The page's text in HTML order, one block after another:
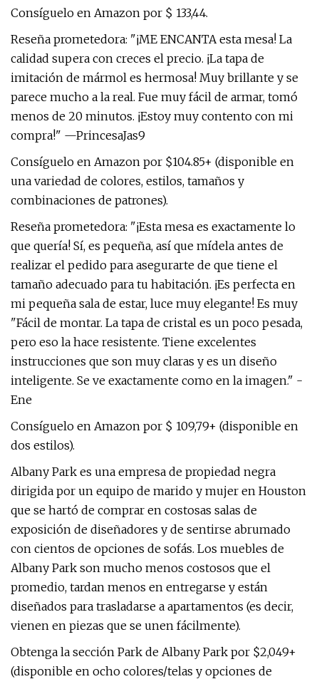
Consíguelo en Amazon por $ 133,44.
Reseña prometedora: "¡ME ENCANTA esta mesa! La
calidad supera con creces el precio. ¡La tapa de
imitación de mármol es hermosa! Muy brillante y se
parece mucho a la real. Fue muy fácil de armar, tomó
menos de 20 minutos. ¡Estoy muy contento con mi
compra!" —PrincesaJas9
Consíguelo en Amazon por $104.85+ (disponible en
una variedad de colores, estilos, tamaños y
combinaciones de patrones).
Reseña prometedora: "¡Esta mesa es exactamente lo
que quería! Sí, es pequeña, así que mídela antes de
realizar el pedido para asegurarte de que tiene el
tamaño adecuado para tu habitación. ¡Es perfecta en
mi pequeña sala de estar, luce muy elegante! Es muy
"Fácil de montar. La tapa de cristal es un poco pesada,
pero eso la hace resistente. Tiene excelentes
instrucciones que son muy claras y es un diseño
inteligente. Se ve exactamente como en la imagen." -
Ene
Consíguelo en Amazon por $ 109,79+ (disponible en
dos estilos).
Albany Park es una empresa de propiedad negra
dirigida por un equipo de marido y mujer en Houston
que se hartó de comprar en costosas salas de
exposición de diseñadores y de sentirse abrumado
con cientos de opciones de sofás. Los muebles de
Albany Park son mucho menos costosos que el
promedio, tardan menos en entregarse y están
diseñados para trasladarse a apartamentos (es decir,
vienen en piezas que se unen fácilmente).
Obtenga la sección Park de Albany Park por $2,049+
(disponible en ocho colores/telas y opciones de